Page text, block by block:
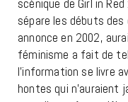
scénique de Girl in
sépare les débuts
annonce en 2002,
féminisme a fait de
l’information se livre
hontes qui n’auraient